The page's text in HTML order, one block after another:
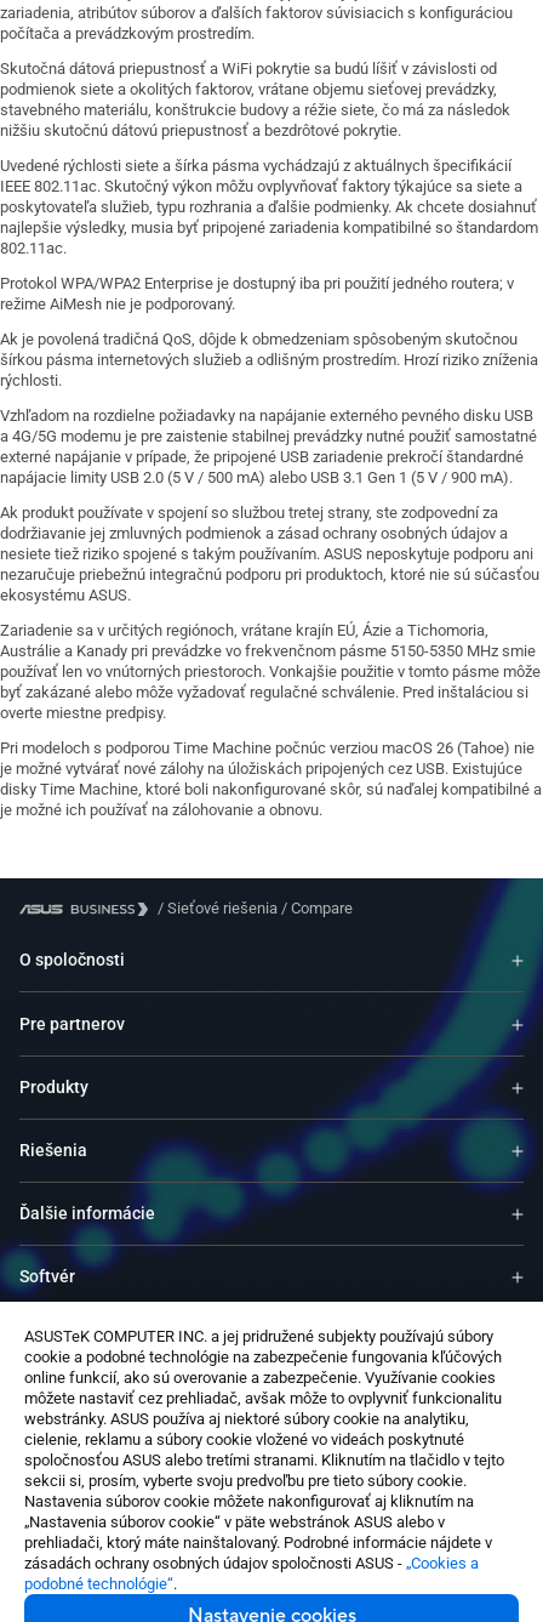
ASUSTeK COMPUTER INC. a jej pridružené subjekty používajú súbory
cookie a podobné technológie na zabezpečenie fungovania kľúčových
online funkcií, ako sú overovanie a zabezpečenie. Využívanie cookies
môžete nastaviť cez prehliadač, avšak môže to ovplyvniť funkcionalitu
webstránky. ASUS používa aj niektoré súbory cookie na analytiku,
cielenie, reklamu a súbory cookie vložené vo videách poskytnuté
spoločnosťou ASUS alebo tretími stranami. Kliknutím na tlačidlo v tejto
sekcii si, prosím, vyberte svoju predvoľbu pre tieto súbory cookie.
Nastavenia súborov cookie môžete nakonfigurovať aj kliknutím na
„Nastavenia súborov cookie“ v päte webstránok ASUS alebo v
prehliadači, ktorý máte nainštalovaný. Podrobné informácie nájdete v
zásadách ochrany osobných údajov spoločnosti ASUS - „Cookies a
podobné technológie“.
Nastavenie cookies
zariadenia, atribútov súborov a ďalších faktorov súvisiacich s konfiguráciou
počítača a prevádzkovým prostredím.
Skutočná dátová priepustnosť a WiFi pokrytie sa budú líšiť v závislosti od
podmienok siete a okolitých faktorov, vrátane objemu sieťovej prevádzky,
stavebného materiálu, konštrukcie budovy a réžie siete, čo má za následok
nižšiu skutočnú dátovú priepustnosť a bezdrôtové pokrytie.
Uvedené rýchlosti siete a šírka pásma vychádzajú z aktuálnych špecifikácií
IEEE 802.11ac. Skutočný výkon môžu ovplyvňovať faktory týkajúce sa siete a
poskytovateľa služieb, typu rozhrania a ďalšie podmienky. Ak chcete dosiahnuť
najlepšie výsledky, musia byť pripojené zariadenia kompatibilné so štandardom
802.11ac.
Protokol WPA/WPA2 Enterprise je dostupný iba pri použití jedného routera; v
režime AiMesh nie je podporovaný.
Ak je povolená tradičná QoS, dôjde k obmedzeniam spôsobeným skutočnou
šírkou pásma internetových služieb a odlišným prostredím. Hrozí riziko zníženia
rýchlosti.
Vzhľadom na rozdielne požiadavky na napájanie externého pevného disku USB
a 4G/5G modemu je pre zaistenie stabilnej prevádzky nutné použiť samostatné
externé napájanie v prípade, že pripojené USB zariadenie prekročí štandardné
napájacie limity USB 2.0 (5 V / 500 mA) alebo USB 3.1 Gen 1 (5 V / 900 mA).
Ak produkt používate v spojení so službou tretej strany, ste zodpovední za
dodržiavanie jej zmluvných podmienok a zásad ochrany osobných údajov a
nesiete tiež riziko spojené s takým používaním. ASUS neposkytuje podporu ani
nezaručuje priebežnú integračnú podporu pri produktoch, ktoré nie sú súčasťou
ekosystému ASUS.
Zariadenie sa v určitých regiónoch, vrátane krajín EÚ, Ázie a Tichomoria,
Austrálie a Kanady pri prevádzke vo frekvenčnom pásme 5150-5350 MHz smie
používať len vo vnútorných priestoroch. Vonkajšie použitie v tomto pásme môže
byť zakázané alebo môže vyžadovať regulačné schválenie. Pred inštaláciou si
overte miestne predpisy.
Pri modeloch s podporou Time Machine počnúc verziou macOS 26 (Tahoe) nie
je možné vytvárať nové zálohy na úložiskách pripojených cez USB. Existujúce
disky Time Machine, ktoré boli nakonfigurované skôr, sú naďalej kompatibilné a
je možné ich používať na zálohovanie a obnovu.
/ Sieťové riešenia / Compare
O spoločnosti
Pre partnerov
Produkty
Riešenia
Ďalšie informácie
Softvér
Podpora
Služby a programy
Kontaktujte nás